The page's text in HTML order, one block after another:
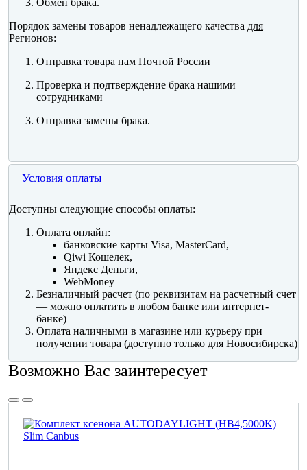
Порядок замены товаров ненадлежащего качества для
Регионов:
Отправка товара нам Почтой России
Проверка и подтверждение брака нашими
сотрудниками
Отправка замены брака.
Условия оплаты
Доступны следующие способы оплаты:
Оплата онлайн:
банковские карты Visa, MasterCard,
Qiwi Кошелек,
Яндекс Деньги,
WebMoney
Безналичный расчет (по реквизитам на расчетный счет
— можно оплатить в любом банке или интернет-
банке)
Оплата наличными в магазине или курьеру при
получении товара (доступно только для Новосибирска)
Возможно Вас заинтересует